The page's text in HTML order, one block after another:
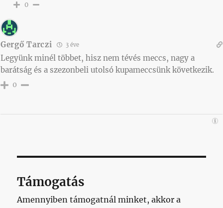
0
Gergő Tarczi 3 éve
Legyünk minél többet, hisz nem tévés meccs, nagy a
barátság és a szezonbeli utolsó kupameccsünk következik.
0
Támogatás
Amennyiben támogatnál minket, akkor a